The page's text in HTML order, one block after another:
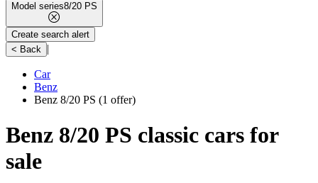
Model series8/20 PS
Create search alert
< Back |
Car
Benz
Benz 8/20 PS (1 offer)
Benz 8/20 PS classic cars for
sale